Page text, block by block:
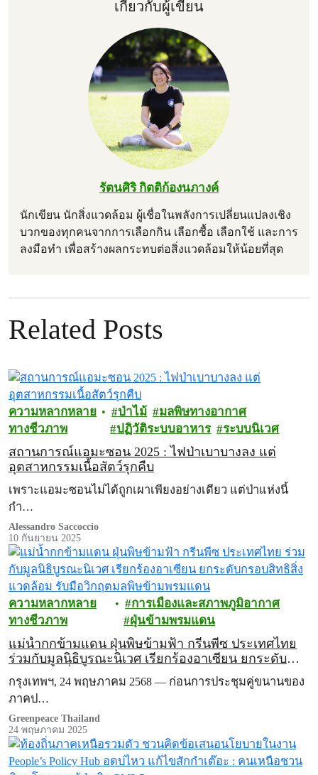
เกี่ยวกับผู้เขียน
รัตนศิริ กิตติก้องนภางค์
นักเขียน นักสิ่งแวดล้อม ผู้เชื่อในพลังการเปลี่ยนแปลงเชิง
บวกของทุกคนจากการเลือกกิน เลือกซื้อ เลือกใช้ และการ
ลงมือทำ เพื่อสร้างผลกระทบต่อสิ่งแวดล้อมให้น้อยที่สุด
Related Posts
ความหลากหลาย
ทางชีวภาพ
ป่าไม้
มลพิษทางอากาศ
ปฏิวัติระบบอาหาร
ระบบนิเวศ
สถานการณ์แอมะซอน 2025 : ไฟป่าเบาบางลง แต่
อุตสาหกรรมเนื้อสัตว์รุกคืบ
เพราะแอมะซอนไม่ได้ถูกเผาเพียงอย่างเดียว แต่ป่าแห่งนี้
กำ…
Alessandro Saccoccio
10 กันยายน 2025
ความหลากหลาย
ทางชีวภาพ
การเมืองและสภาพภูมิอากาศ
ฝุ่นข้ามพรมแดน
แม่น้ำกกข้ามแดน ฝุ่นพิษข้ามฟ้า กรีนพีซ ประเทศไทย
ร่วมกับมูลนิธิบูรณะนิเวศ เรียกร้องอาเซียน ยกระดับ
กรอบสิทธิสิ่งแวดล้อม รับมือวิกฤตมลพิษข้ามพรมแดน
กรุงเทพฯ, 24 พฤษภาคม 2568 — ก่อนการประชุมคู่ขนานของ
ภาคป…
Greenpeace Thailand
24 พฤษภาคม 2025